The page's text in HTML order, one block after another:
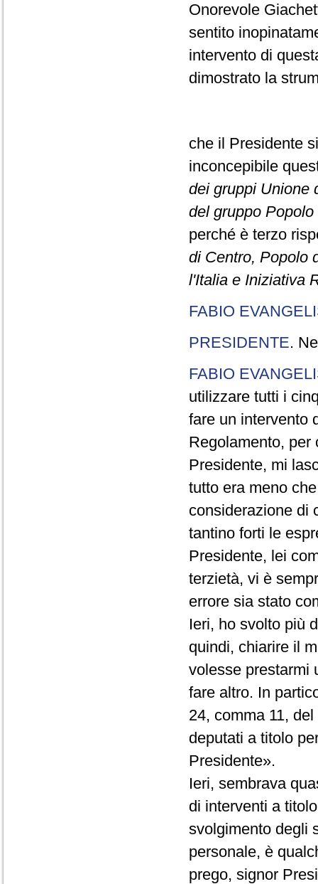
Onorevole
sentito
intervento di
dimostrato la
che il Presidente
inconcepibile
dei gruppi Unione
del gruppo
perché è terzo
di Centro, Popolo
l'Italia e Iniziativa
FABIO
PRESIDENTE.
FABIO
utilizzare tutti i
fare un intervento
Regolamento, per
Presidente, mi
tutto era meno
considerazione di
tantino forti le
Presidente, lei
terzietà, vi è
errore sia stato
Ieri, ho svolto più
quindi, chiarire il
volesse prestarmi
fare altro. In
24, comma 11,
deputati a titolo
Presidente».
Ieri, sembrava
di interventi a
svolgimento degli
personale, è
prego, signor